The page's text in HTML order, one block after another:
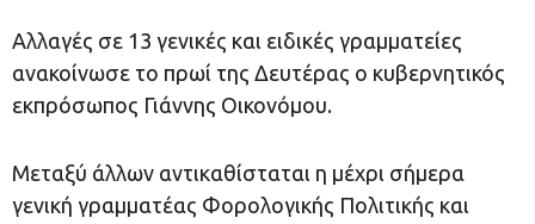
Αλλαγές σε 13 γενικές και ειδικές γραμματείες
ανακοίνωσε το πρωί της Δευτέρας ο κυβερνητικός
εκπρόσωπος Γιάννης Οικονόμου.
Μεταξύ άλλων αντικαθίσταται η μέχρι σήμερα
γενική γραμματέας Φορολογικής Πολιτικής και